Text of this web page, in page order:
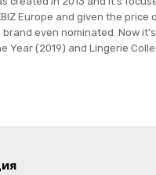
Europe and given the
even nominated. Now
Year (2019) and Lingerie